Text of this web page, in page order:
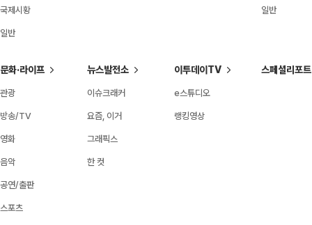
국제시황
일반
일반
문화·라이프
관광
방송/TV
영화
음악
공연/출판
스포츠
뉴스발전소
이슈크래커
요즘, 이거
그래픽스
한 컷
이투데이TV
e스튜디오
랭킹영상
스페셜리포트